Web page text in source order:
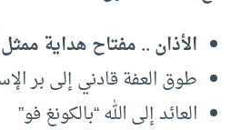
الأذان .. مفتاح هداية
طوق العفة قادني إلى بر
العائد إلى الله “بالكونغ فو”